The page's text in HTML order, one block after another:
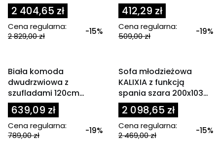
2 404,65 zł
Cena regularna:
2 829,00 zł
-15%
412,29 zł
Cena regularna:
509,00 zł
-19%
Powiadom mnie o
Biała komoda
dwudrzwiowa z
szufladami 120cm
DEXTER
639,09 zł
Cena regularna:
789,00 zł
-19%
Sofa młodzieżowa
KALIXIA z funkcją
spania szara 200x103
cm
2 098,65 zł
Cena regularna:
2 469,00 zł
-15%
Powiadom mnie o